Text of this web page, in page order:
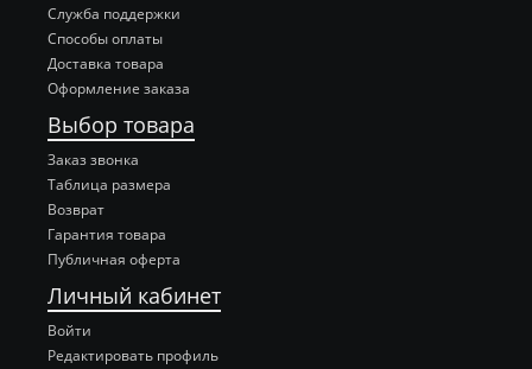
Служба поддержки
Способы оплаты
Доставка товара
Оформление заказа
Выбор товара
Заказ звонка
Таблица размера
Возврат
Гарантия товара
Публичная оферта
Личный кабинет
Войти
Редактировать профиль